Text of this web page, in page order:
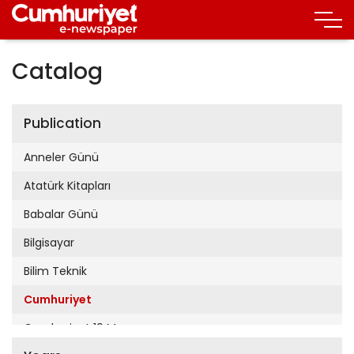
Catalog
Publication
Anneler Günü
Atatürk Kitapları
Babalar Günü
Bilgisayar
Bilim Teknik
Cumhuriyet
Cumhuriyet 19 Mayıs